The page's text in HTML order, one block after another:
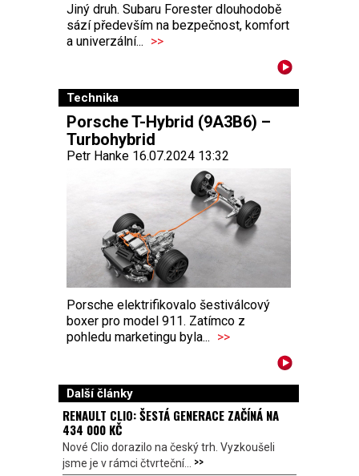
Jiný druh. Subaru Forester dlouhodobě
sází především na bezpečnost, komfort
a univerzální... >>
Technika
Porsche T-Hybrid (9A3B6) –
Turbohybrid
Petr Hanke 16.07.2024 13:32
Porsche elektrifikovalo šestiválcový
boxer pro model 911. Zatímco z
pohledu marketingu byla... >>
Další články
RENAULT CLIO: ŠESTÁ GENERACE ZAČÍNÁ NA
434 000 KČ
Nové Clio dorazilo na český trh. Vyzkoušeli
jsme je v rámci čtvrteční... >>